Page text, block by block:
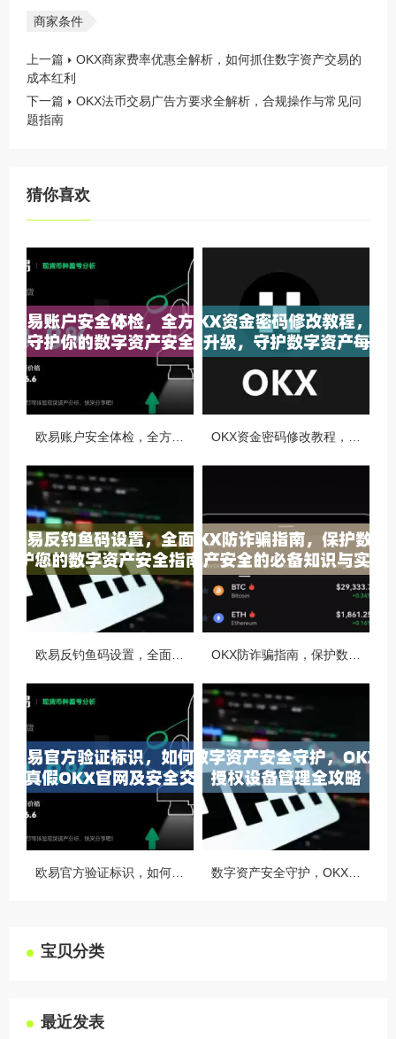
商家条件
上一篇
OKX商家费率优惠全解析，如何抓住数字资产交易的
成本红利
下一篇
OKX法币交易广告方要求全解析，合规操作与常见问
题指南
猜你喜欢
宝贝分类
最近发表